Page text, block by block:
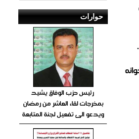
حوارات
رئيس حزب الوفاق يشيد
بمخرجات لقاء العاشر من رمضان
ويدعو الى تفعيل لجنة المتابعة